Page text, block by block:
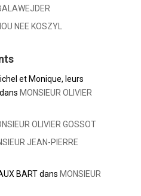
NEE KOSZYL
et Monique, leurs
dans MONSIEUR OLIVIER
OLIVIER GOSSOT
JEAN-PIERRE
BARTdans MONSIEUR